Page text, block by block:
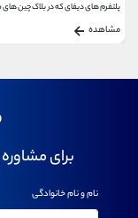
پلتفرم های دیفای که در بلاک چین
مشاهده
برای
نام و نام خانوادگی